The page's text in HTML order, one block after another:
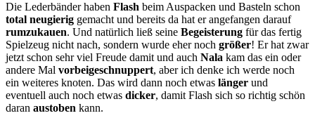
Die Lederbänder haben Flash beim Auspacken und Basteln schon
total neugierig gemacht und bereits da hat er angefangen darauf
rumzukauen. Und natürlich ließ seine Begeisterung für das fertig
Spielzeug nicht nach, sondern wurde eher noch größer! Er hat zwar
jetzt schon sehr viel Freude damit und auch Nala kam das ein oder
andere Mal vorbeigeschnuppert, aber ich denke ich werde noch
ein weiteres knoten. Das wird dann noch etwas länger und
eventuell auch noch etwas dicker, damit Flash sich so richtig schön
daran austoben kann.